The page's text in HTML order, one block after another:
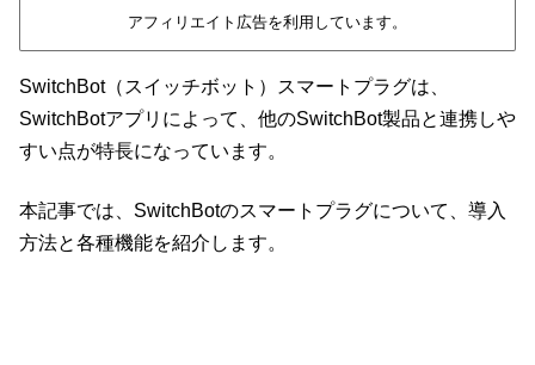
アフィリエイト広告を利用しています。
SwitchBot（スイッチボット）スマートプラグは、
SwitchBotアプリによって、他のSwitchBot製品と連携しや
すい点が特長になっています。
本記事では、SwitchBotのスマートプラグについて、導入
方法と各種機能を紹介します。